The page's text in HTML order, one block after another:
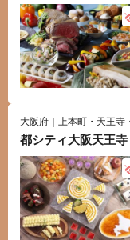
大阪府｜上本町・天王寺
都シティ大阪天王